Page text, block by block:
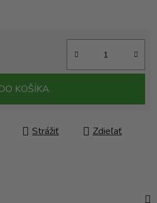
DO KOŠÍKA
Strážiť Zdieľať